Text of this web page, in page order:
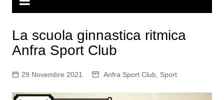
La scuola ginnastica ritmica
Anfra Sport Club
29 Novembre 2021 Anfra Sport Club, Sport